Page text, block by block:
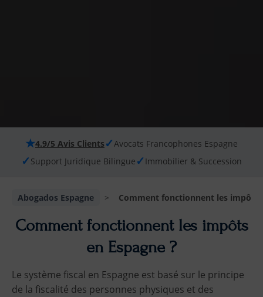
★4.9/5 Avis Clients ✓ Avocats Francophones Espagne
✓ Support Juridique Bilingue ✓ Immobilier & Succession
Abogados Espagne > Comment fonctionnent les impôts
Comment fonctionnent les impôts
en Espagne ?
Le système fiscal en Espagne est basé sur le principe
de la fiscalité des personnes physiques et des